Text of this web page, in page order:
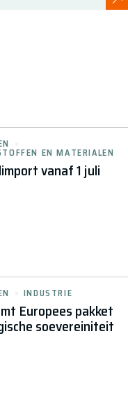
vanaf 1 juli
EN MATERIALEN
Europees pakket
soevereiniteit
INDUSTRIE